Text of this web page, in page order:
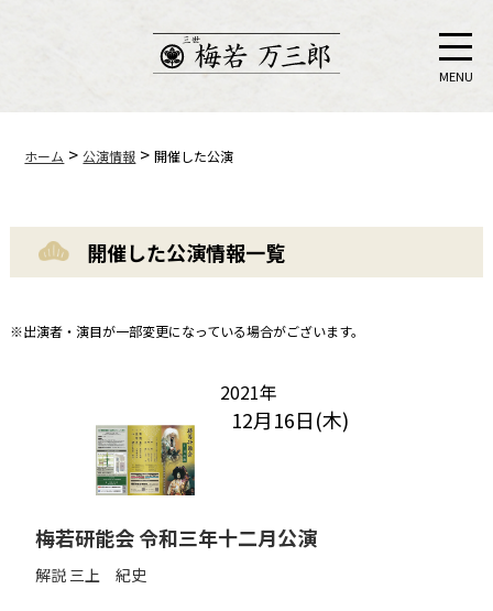
MENU
ホーム >公演情報 >開催した公演
開催した公演情報一覧
※出演者・演目が一部変更になっている場合がございます。
2021年
12月16日(木)
梅若研能会 令和三年十二月公演
解説 三上 紀史